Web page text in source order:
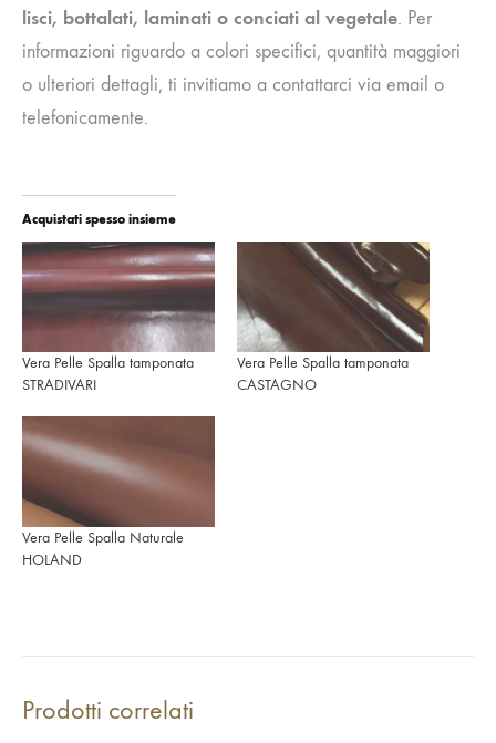
lisci, bottalati, laminati o conciati al vegetale. Per
informazioni riguardo a colori specifici, quantità maggiori
o ulteriori dettagli, ti invitiamo a contattarci via email o
telefonicamente.
Acquistati spesso insieme
Vera Pelle Spalla tamponata
STRADIVARI
Vera Pelle Spalla tamponata
CASTAGNO
Vera Pelle Spalla Naturale
HOLAND
Prodotti correlati